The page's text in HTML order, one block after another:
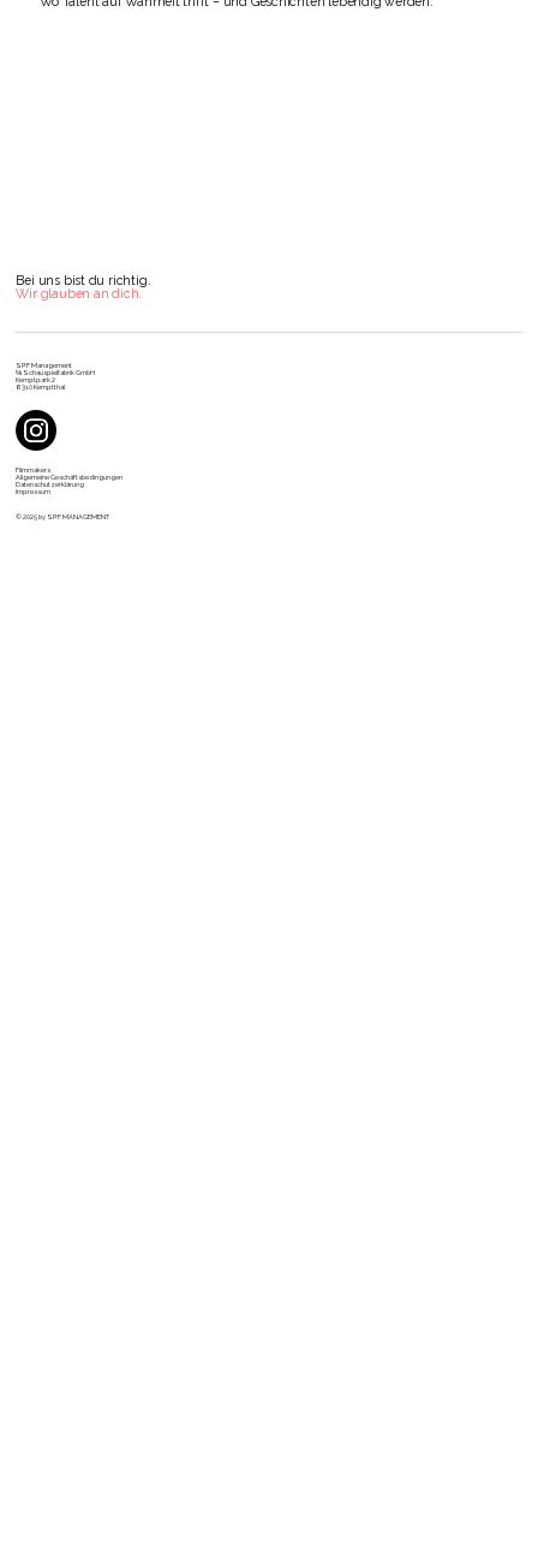
Bei uns bist du richtig.
Wir glauben an dich.
SPF Management
℅ Schauspielfabrik GmbH
Kemptpark 2
8310 Kemptthal
Filmmakers
Allgemeine Geschäftsbedingungen
Datenschutzerklärung
Impressum
© 2025 by SPF MANAGEMENT